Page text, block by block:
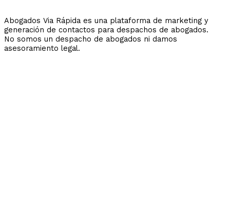
Abogados Via Rápida es una plataforma de marketing y
generación de contactos para despachos de abogados.
No somos un despacho de abogados ni damos
asesoramiento legal.